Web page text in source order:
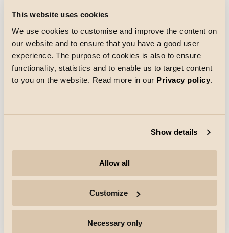
This website uses cookies
We use cookies to customise and improve the content on
our website and to ensure that you have a good user
experience. The purpose of cookies is also to ensure
functionality, statistics and to enable us to target content
to you on the website. Read more in our Privacy policy.
Show details
Allow all
Customize
Necessary only
Herunterladen
Datenblatt
pdf
(Öffnet in neuer Registerkarte)
Montageanleitung
pdf
(Öffnet in neuer Registerkarte)
CE-Erklärung
pdf
(Öffnet in neuer Registerkarte)
Farbe Weiss (RAL 9010, Glanz 25%)